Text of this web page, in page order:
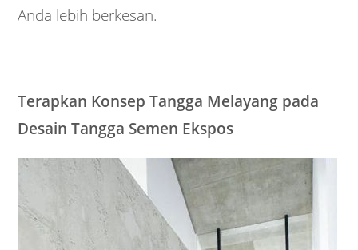
Anda lebih berkesan.
Terapkan Konsep Tangga Melayang pada
Desain Tangga Semen Ekspos